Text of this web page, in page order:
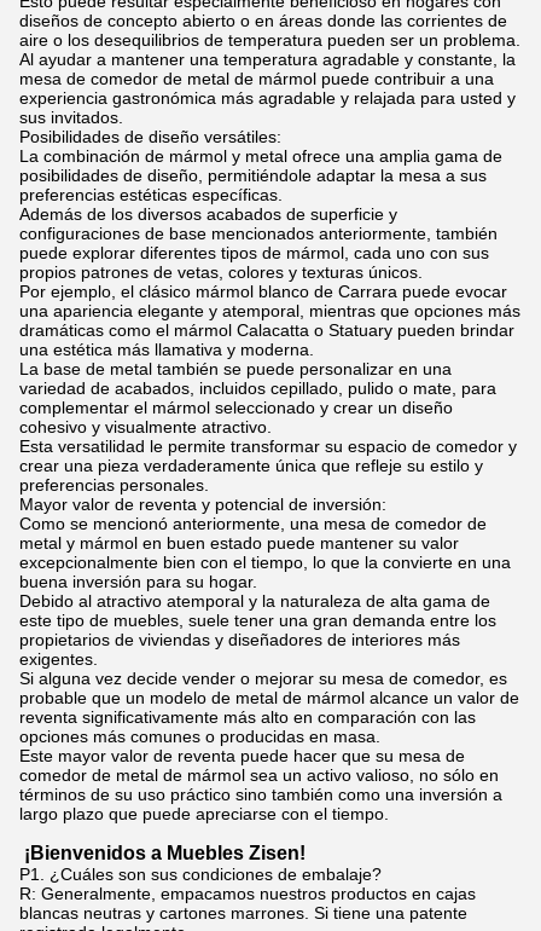
diseños de concepto abierto o en áreas donde las corrientes de
aire o los desequilibrios de temperatura pueden ser un problema.
Al ayudar a mantener una temperatura agradable y constante, la
mesa de comedor de metal de mármol puede contribuir a una
experiencia gastronómica más agradable y relajada para usted y
sus invitados.
Posibilidades de diseño versátiles:
La combinación de mármol y metal ofrece una amplia gama de
posibilidades de diseño, permitiéndole adaptar la mesa a sus
preferencias estéticas específicas.
Además de los diversos acabados de superficie y
configuraciones de base mencionados anteriormente, también
puede explorar diferentes tipos de mármol, cada uno con sus
propios patrones de vetas, colores y texturas únicos.
Por ejemplo, el clásico mármol blanco de Carrara puede evocar
una apariencia elegante y atemporal, mientras que opciones más
dramáticas como el mármol Calacatta o Statuary pueden brindar
una estética más llamativa y moderna.
La base de metal también se puede personalizar en una
variedad de acabados, incluidos cepillado, pulido o mate, para
complementar el mármol seleccionado y crear un diseño
cohesivo y visualmente atractivo.
Esta versatilidad le permite transformar su espacio de comedor y
crear una pieza verdaderamente única que refleje su estilo y
preferencias personales.
Mayor valor de reventa y potencial de inversión:
Como se mencionó anteriormente, una mesa de comedor de
metal y mármol en buen estado puede mantener su valor
excepcionalmente bien con el tiempo, lo que la convierte en una
buena inversión para su hogar.
Debido al atractivo atemporal y la naturaleza de alta gama de
este tipo de muebles, suele tener una gran demanda entre los
propietarios de viviendas y diseñadores de interiores más
exigentes.
Si alguna vez decide vender o mejorar su mesa de comedor, es
probable que un modelo de metal de mármol alcance un valor de
reventa significativamente más alto en comparación con las
opciones más comunes o producidas en masa.
Este mayor valor de reventa puede hacer que su mesa de
comedor de metal de mármol sea un activo valioso, no sólo en
términos de su uso práctico sino también como una inversión a
largo plazo que puede apreciarse con el tiempo.
¡Bienvenidos a Muebles Zisen!
P1. ¿Cuáles son sus condiciones de embalaje?
R: Generalmente, empacamos nuestros productos en cajas
blancas neutras y cartones marrones. Si tiene una patente